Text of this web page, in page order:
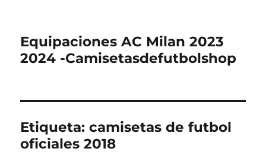
Equipaciones AC Milan 2023
2024 -Camisetasdefutbolshop
Etiqueta:camisetas de futbol
oficiales 2018